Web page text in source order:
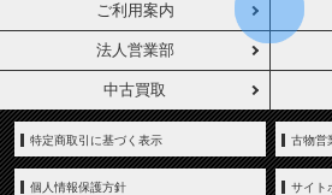
ご利用案内
法人営業部
中古買取
特定商取引に基づく表示 古物営
個人情報保護方針 サイト